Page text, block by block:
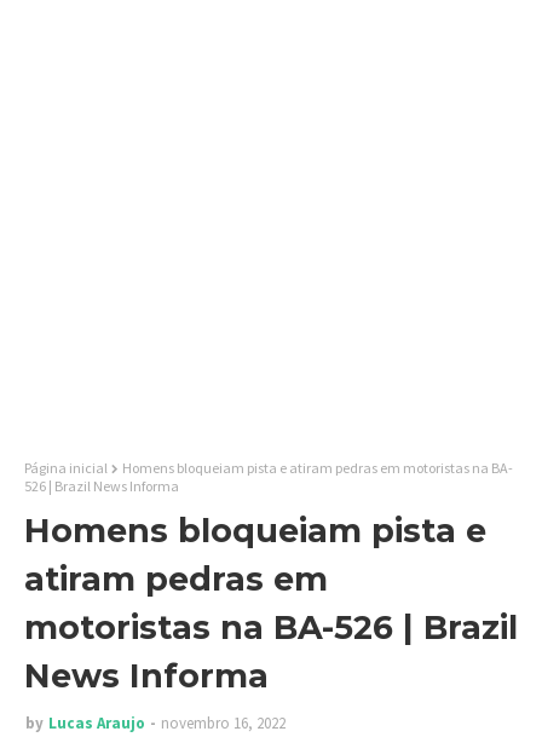
Página inicial
Homens bloqueiam pista e atiram pedras em motoristas na BA-
526 | Brazil News Informa
Homens bloqueiam pista e
atiram pedras em
motoristas na BA-526 | Brazil
News Informa
by Lucas Araujo novembro 16, 2022